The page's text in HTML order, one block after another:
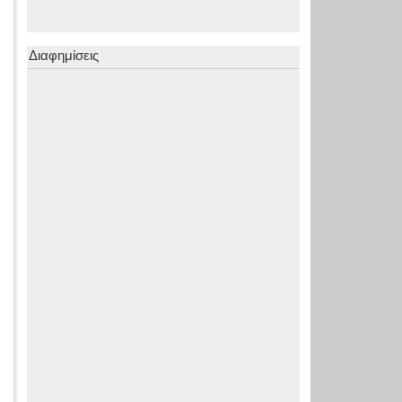
Διαφημίσεις